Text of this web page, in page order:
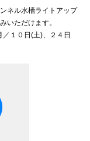
ル水槽ライトアップ
みいただけます。
日(土)、２４日